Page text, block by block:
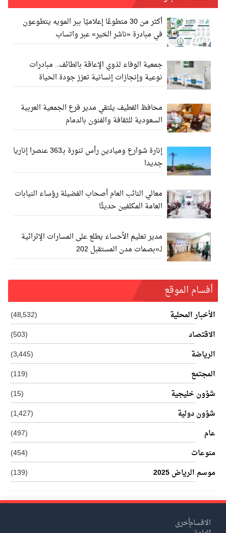
أكثر من 30 متطوعًا إعلاميًا ببر المويه يتطوعون
في مبادرة «ناشر الخير» عبر واتساب
جمعية الوفاء لذوي الإعاقة بالطائف.. مبادرات
نوعية وإنجازات إنسانية تعزز جودة الحياة
محافظ القطيف يلتقي مدير فرع الجمعية العربية
السعودية للثقافة والفنون بالدمام
إنارة شوارع وميادين رأس تنورة بـ363 عنصرا إناريا
جديدا
معالي النائب العام أصحاب الفضيلة رؤساء النيابات
العامة المكلفين حديثًا
مدير تعليم الأحساء يطلع على المسارات الإثرائية
لـ«بصمات مدن المستقبل 202
أفسام الموقع
الأخبار المحلية
(48٬532)
الاقتصاد
(503)
الرياضة
(3٬445)
المجتمع
(119)
شؤون خليجية
(15)
شؤون دولية
(1٬427)
عام
(497)
منوعات
(454)
موسم الرياض 2025
(139)
الاقسامأخرى